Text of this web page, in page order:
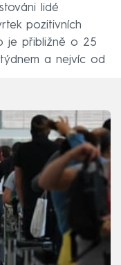
lidé
pozitivních
je přibližně o 25
a nejvíc od